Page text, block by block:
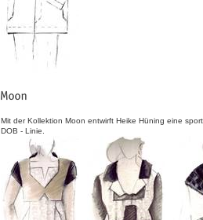
Mit der Kollektion Moon entwirft Heike Hüning eine
DOB - Linie.